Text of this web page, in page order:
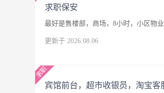
求职保安
最好是售楼部，商场，8小时，小区物
更新于 2026.08.06
宾馆前台，超市收银员，淘宝客